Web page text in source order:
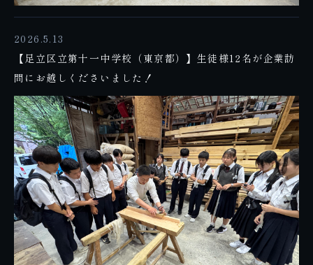
2026.5.13
【足立区立第十一中学校（東京都）】生徒様12名が企業訪
問にお越しくださいました！